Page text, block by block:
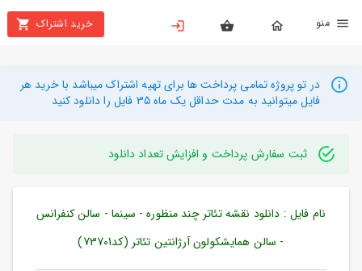
خرید اشتراک
بستن
محصولات
تهیه
راهنما
دانلود
در تو پروژه تمامی پرداخت ها برای تهیه اشتراک میباشد با خرید هر
فایل میتوانید به مدت حداقل یک ماه 35 فایل را دانلود کنید
ثبت سفارش پرداخت و افزایش تعداد دانلود
نام فایل : دانلود نقشه تئاتر چند منظوره - سینما - سالن کنفرانس
- سالن همایشکولون آرژانتین تئاتر (کد73701)